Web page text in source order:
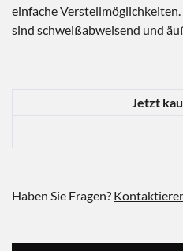
einfache
sind schweißabweisend und
Jetzt
Haben Sie Fragen?